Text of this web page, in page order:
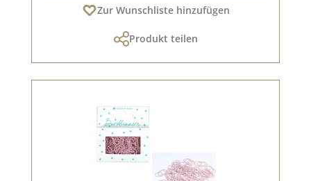
Zur Wunschliste hinzufügen
Produkt teilen